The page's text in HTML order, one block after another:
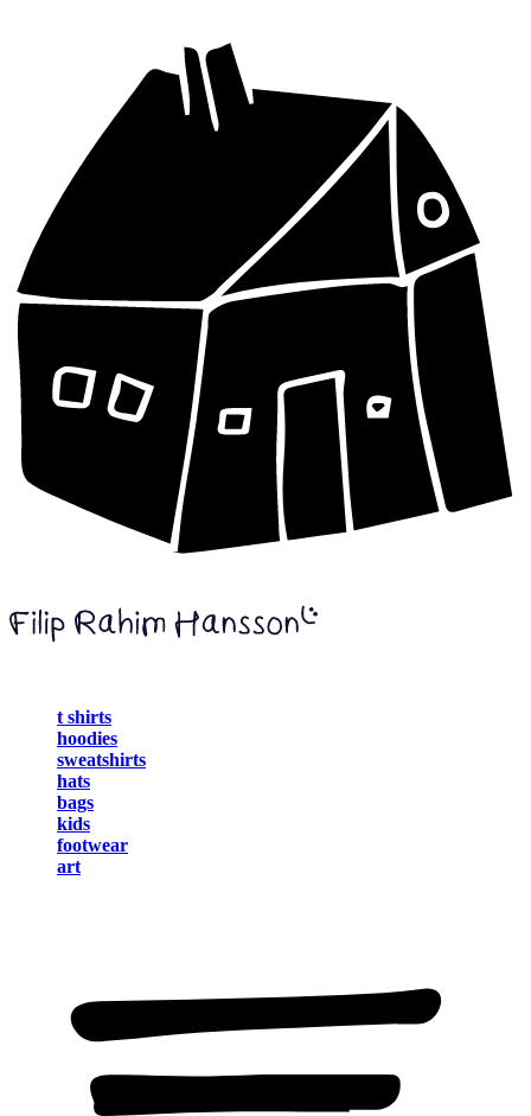
t shirts
hoodies
sweatshirts
hats
bags
kids
footwear
art